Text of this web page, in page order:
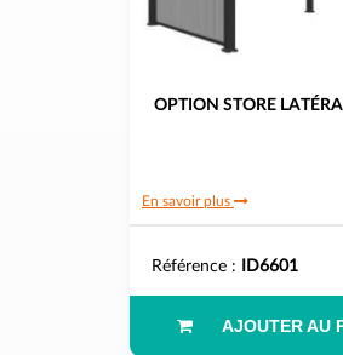
OPTION STORE
En savoir plus
Référence : ID6601
AJOUTER AU